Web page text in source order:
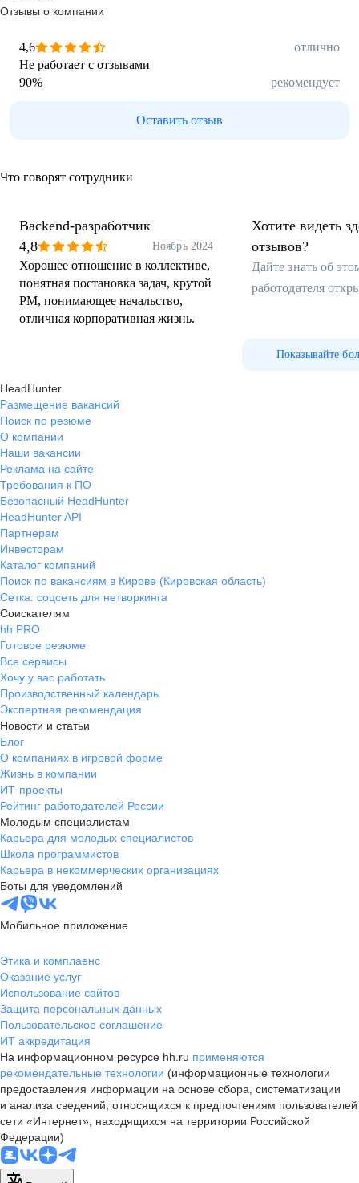
Отзывы о компании
4,6
отлично
Не работает с отзывами
90% рекомендует
Оставить отзыв
Что говорят сотрудники
Backend-разработчик
4,8
Ноябрь 2024
Хорошее отношение в коллективе,
понятная постановка задач, крутой
PM, понимающее начальство,
отличная корпоративная жизнь.
Хотите видеть
отзывов?
Дайте знать об
работодателя
Показывайте
HeadHunter
Размещение вакансий
Поиск по резюме
О компании
Наши вакансии
Реклама на сайте
Требования к ПО
Безопасный HeadHunter
HeadHunter API
Партнерам
Инвесторам
Каталог компаний
Поиск по вакансиям в Кирове (Кировская область)
Сетка: соцсеть для нетворкинга
Соискателям
hh PRO
Готовое резюме
Все сервисы
Хочу у вас работать
Производственный календарь
Экспертная рекомендация
Новости и статьи
Блог
О компаниях в игровой форме
Жизнь в компании
ИТ-проекты
Рейтинг работодателей России
Молодым специалистам
Карьера для молодых специалистов
Школа программистов
Карьера в некоммерческих организациях
Боты для уведомлений
Мобильное приложение
Этика и комплаенс
Оказание услуг
Использование сайтов
Защита персональных данных
Пользовательское соглашение
ИТ аккредитация
На информационном ресурсе hh.ru применяются
рекомендательные технологии (информационные технологии
предоставления информации на основе сбора, систематизации
и анализа сведений, относящихся к предпочтениям пользователей
сети «Интернет», находящихся на территории Российской
Федерации)